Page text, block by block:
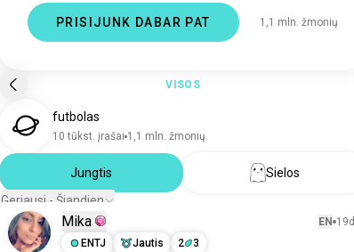
PRISIJUNK DABAR PAT 1,1 mln. žmonių
VISOS
futbolas
10 tūkst. įrašai 1,1 mln. žmonių
Jungtis
Sielos
Geriausi - Šiandien
Mika EN 19d.
ENTJ
Jautis 2 3